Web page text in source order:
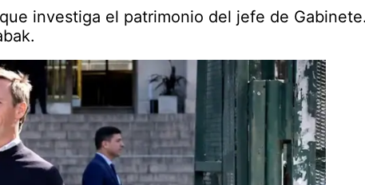
investiga el patrimonio del jefe de